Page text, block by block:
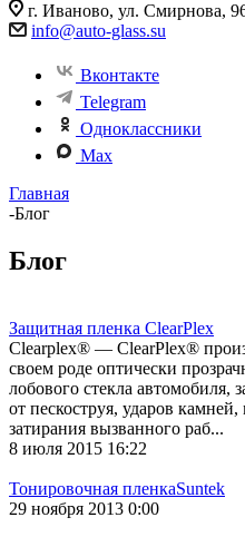
г. Иваново, ул. Смирнова,
info@auto-glass.su
Вконтакте
Telegram
Одноклассники
Max
Главная
-Блог
Блог
Защитная пленка ClearPlex
Сlearplex® — ClearPlex®
своем роде оптически
лобового стекла автомобиля,
от пескоструя, ударов
затирания вызванного раб...
8 июля 2015 16:22
Тонировочная пленкаSuntek
29 ноября 2013 0:00